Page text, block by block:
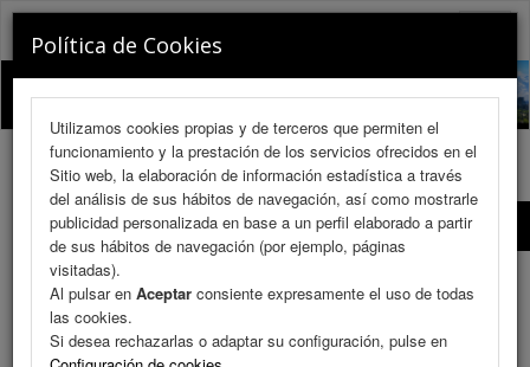
Política de Cookies
Utilizamos cookies propias y de terceros que permiten el
funcionamiento y la prestación de los servicios ofrecidos en el
Sitio web, la elaboración de información estadística a través
del análisis de sus hábitos de navegación, así como mostrarle
publicidad personalizada en base a un perfil elaborado a partir
de sus hábitos de navegación (por ejemplo, páginas
visitadas).
Al pulsar en Aceptar consiente expresamente el uso de todas
las cookies.
Si desea rechazarlas o adaptar su configuración, pulse en
RINOCHILE 2026
Comité Organizador
Comité Organizador